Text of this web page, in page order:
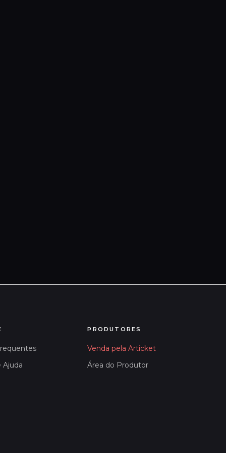
Ajuda
PRODUTORES
Venda pela Articket
Área do Produtor